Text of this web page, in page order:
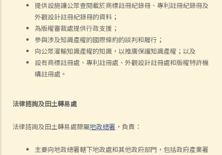
提供設施讓公眾查閱載於商標註冊紀錄冊、專利註冊紀錄冊及
外觀設計註冊紀錄冊的資料；
為版權審裁處提供行政支援；
參與涉及知識產權的國際條約的談判和履行；
向公眾灌輸知識產權的知識，以推廣保護知識產權；以及
設有商標註冊處、專利註冊處、外觀設計註冊處和版權特許機
構註冊處。
法律諮詢及田土轉易處
法律諮詢及田土轉易處隸屬地政總署 ，負責：
主要向地政總署轄下地政處和其他政府部門，包括政府產業署